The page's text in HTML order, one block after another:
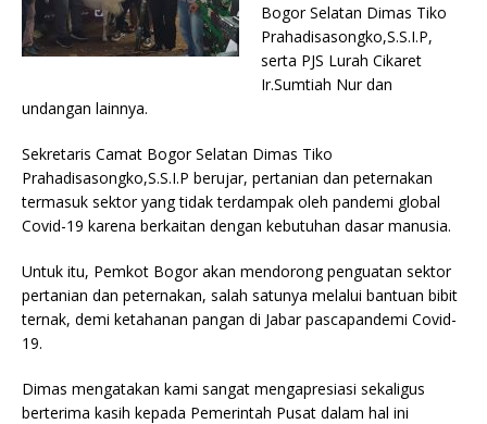
Bogor Selatan Dimas Tiko
Prahadisasongko,S.S.I.P,
serta PJS Lurah Cikaret
Ir.Sumtiah Nur dan
undangan lainnya.
Sekretaris Camat Bogor Selatan Dimas Tiko
Prahadisasongko,S.S.I.P berujar, pertanian dan peternakan
termasuk sektor yang tidak terdampak oleh pandemi global
Covid-19 karena berkaitan dengan kebutuhan dasar manusia.
Untuk itu, Pemkot Bogor akan mendorong penguatan sektor
pertanian dan peternakan, salah satunya melalui bantuan bibit
ternak, demi ketahanan pangan di Jabar pascapandemi Covid-
19.
Dimas mengatakan kami sangat mengapresiasi sekaligus
berterima kasih kepada Pemerintah Pusat dalam hal ini